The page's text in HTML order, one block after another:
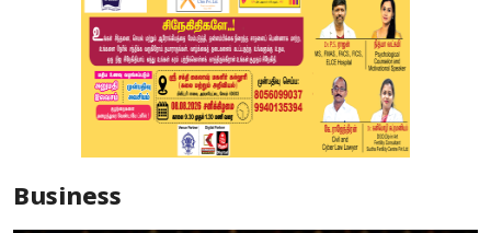
Business